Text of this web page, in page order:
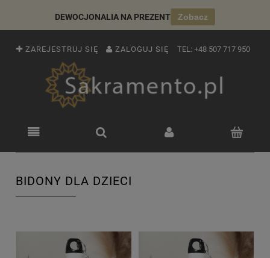
DEWOCJONALIA NA PREZENT Zobacz
ZAREJESTRUJ SIĘ ZALOGUJ SIĘ TEL: +48 507 717 950
BIDONY DLA DZIECI